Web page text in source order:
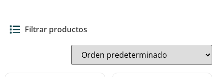
Filtrar productos